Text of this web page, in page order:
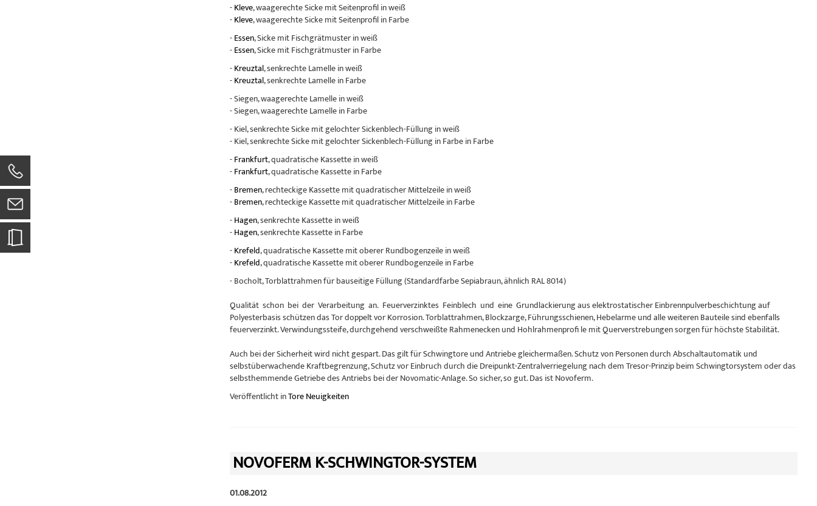
-Kleve, waagerechte Sicke mit Seitenprofil in weiß
-Kleve, waagerechte Sicke mit Seitenprofil in Farbe
-Essen, Sicke mit Fischgrätmuster in weiß
-Essen, Sicke mit Fischgrätmuster in Farbe
-Kreuztal, senkrechte Lamelle in weiß
-Kreuztal, senkrechte Lamelle in Farbe
- Siegen, waagerechte Lamelle in weiß
- Siegen, waagerechte Lamelle in Farbe
- Kiel, senkrechte Sicke mit gelochter Sickenblech-Füllung in weiß
- Kiel, senkrechte Sicke mit gelochter Sickenblech-Füllung in Farbe in Farbe
-Frankfurt, quadratische Kassette in weiß
-Frankfurt, quadratische Kassette in Farbe
-Bremen, rechteckige Kassette mit quadratischer Mittelzeile in weiß
-Bremen, rechteckige Kassette mit quadratischer Mittelzeile in Farbe
-Hagen, senkrechte Kassette in weiß
-Hagen, senkrechte Kassette in Farbe
-Krefeld, quadratische Kassette mit oberer Rundbogenzeile in weiß
-Krefeld, quadratische Kassette mit oberer Rundbogenzeile in Farbe
- Bocholt, Torblattrahmen für bauseitige Füllung (Standardfarbe Sepiabraun, ähnlich RAL 8014)
Qualität schon bei der Verarbeitung an. Feuerverzinktes Feinblech und eine Grundlackierung aus elektrostatischer Einbrennpulverbeschichtung auf
Polyesterbasis schützen das Tor doppelt vor Korrosion. Torblattrahmen, Blockzarge, Führungsschienen, Hebelarme und alle weiteren Bauteile sind ebenfalls
feuerverzinkt. Verwindungssteife, durchgehend verschweißte Rahmenecken und Hohlrahmenprofi le mit Querverstrebungen sorgen für höchste Stabilität.
Auch bei der Sicherheit wird nicht gespart. Das gilt für Schwingtore und Antriebe gleichermaßen. Schutz von Personen durch Abschaltautomatik und
selbstüberwachende Kraftbegrenzung, Schutz vor Einbruch durch die Dreipunkt-Zentralverriegelung nach dem Tresor-Prinzip beim Schwingtorsystem oder das
selbsthemmende Getriebe des Antriebs bei der Novomatic-Anlage. So sicher, so gut. Das ist Novoferm.
Veröffentlicht inTore Neuigkeiten
NOVOFERM K-SCHWINGTOR-SYSTEM
01.08.2012